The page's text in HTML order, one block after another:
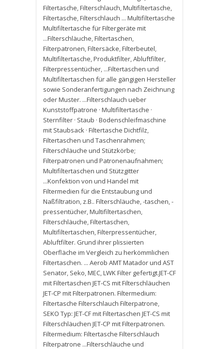
Filtertasche,Filterschlauch,Multifiltertasche,
Filtertasche,Filterschlauch ... Multifiltertasche
Multifiltertasche für Filtergeräte mit
...Filterschläuche,Filtertaschen,
Filterpatronen,Filtersäcke,Filterbeutel,
Multifiltertasche,Produktfilter,Abluftfilter,
Filterpressentücher, ...Filtertaschen und
Multifiltertaschen für alle gängigen Hersteller
sowie Sonderanfertigungen nach Zeichnung
oder Muster. ...Filterschlauch ueber
Kunststoffpatrone · Multifiltertasche ·
Sternfilter · Staub · Bodenschleifmaschine
mit Staubsack · Filtertasche Dichtfilz,
Filtertaschen und Taschenrahmen;
Filterschläuche und Stützkörbe;
Filterpatronen und Patronenaufnahmen;
Multifiltertaschen und Stützgitter
...Konfektion von und Handel mit
Filtermedien für die Entstaubung und
Naßfiltration, z.B.. Filterschläuche,-taschen,-
pressentücher,Multifiltertaschen,
Filterschläuche,Filtertaschen,
Multifiltertaschen,Filterpressentücher,
Abluftfilter. Grund ihrer plissierten
Oberfläche im Vergleich zu herkömmlichen
Filtertaschen. ... Aerob AMT Matador und AST
Senator, Seko,MEC,LWK Filter gefertigt.JET-CF
mit Filtertaschen JET-CS mit Filterschläuchen
JET-CP mit Filterpatronen. Filtermedium:
Filtertasche Filterschlauch Filterpatrone,
SEKO Typ: JET-CF mit Filtertaschen JET-CS mit
Filterschläuchen JET-CP mit Filterpatronen.
Filtermedium: Filtertasche Filterschlauch
Filterpatrone ...Filterschläuche und